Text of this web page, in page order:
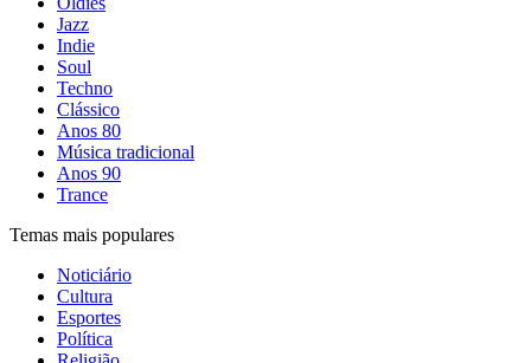
Jazz
Indie
Soul
Techno
Clássico
Anos 80
Música tradicional
Anos 90
Trance
Temas mais populares
Noticiário
Cultura
Esportes
Política